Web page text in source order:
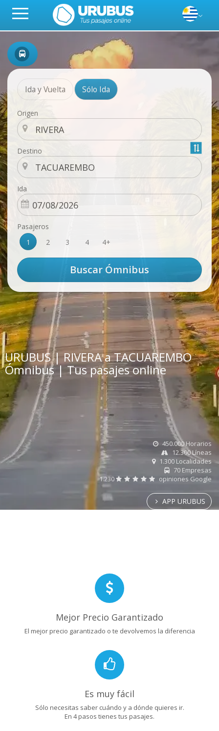
Ida y Vuelta Sólo Ida
Origen
Destino
Ida
Pasajeros
1
2 3 4 4+
URUBUS | RIVERA a TACUAREMBO
Ómnibus | Tus pasajes online
450.000 Horarios
12.300 Líneas
1.300 Localidades
70 Empresas
1.230
opiniones Google
APP URUBUS
Mejor Precio Garantizado
El mejor precio garantizado o te devolvemos la diferencia
Es muy fácil
Sólo necesitas saber cuándo y a dónde quieres ir.
En 4 pasos tienes tus pasajes.